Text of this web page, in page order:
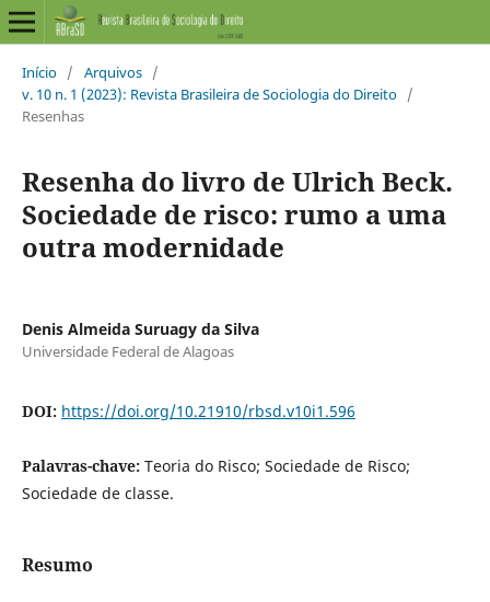
Início / Arquivos /
v. 10 n. 1 (2023): Revista Brasileira de Sociologia do Direito /
Resenhas
Resenha do livro de Ulrich Beck.
Sociedade de risco: rumo a uma
outra modernidade
Denis Almeida Suruagy da Silva
Universidade Federal de Alagoas
DOI: https://doi.org/10.21910/rbsd.v10i1.596
Palavras-chave: Teoria do Risco; Sociedade de Risco;
Sociedade de classe.
Resumo